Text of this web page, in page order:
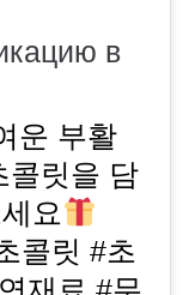
в
운 부활
콜릿을 담
요
콜릿 #초